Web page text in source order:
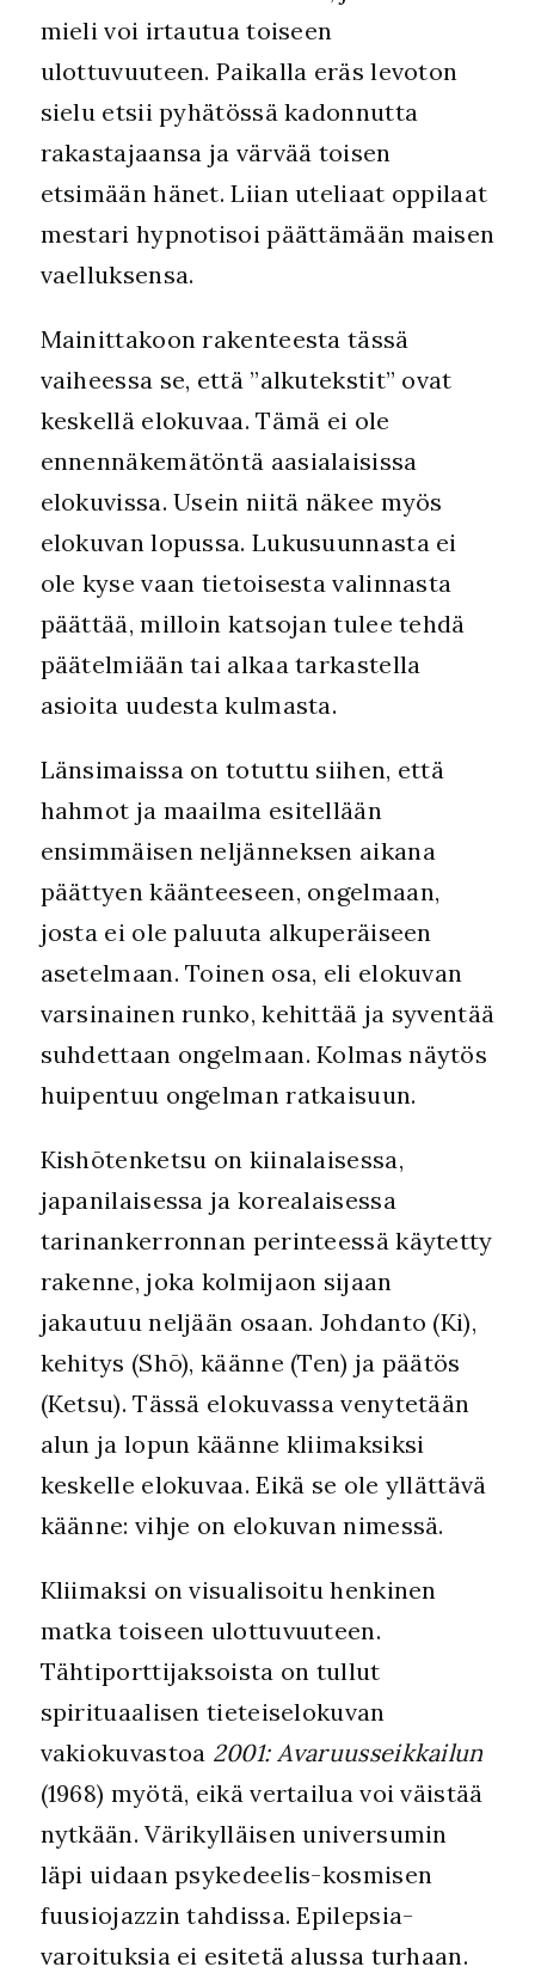
mieli voi irtautua toiseen
ulottuvuuteen. Paikalla eräs levoton
sielu etsii pyhätössä kadonnutta
rakastajaansa ja värvää toisen
etsimään hänet. Liian uteliaat oppilaat
mestari hypnotisoi päättämään maisen
vaelluksensa.
Mainittakoon rakenteesta tässä
vaiheessa se, että ”alkutekstit” ovat
keskellä elokuvaa. Tämä ei ole
ennennäkemätöntä aasialaisissa
elokuvissa. Usein niitä näkee myös
elokuvan lopussa. Lukusuunnasta ei
ole kyse vaan tietoisesta valinnasta
päättää, milloin katsojan tulee tehdä
päätelmiään tai alkaa tarkastella
asioita uudesta kulmasta.
Länsimaissa on totuttu siihen, että
hahmot ja maailma esitellään
ensimmäisen neljänneksen aikana
päättyen käänteeseen, ongelmaan,
josta ei ole paluuta alkuperäiseen
asetelmaan. Toinen osa, eli elokuvan
varsinainen runko, kehittää ja syventää
suhdettaan ongelmaan. Kolmas näytös
huipentuu ongelman ratkaisuun.
Kishōtenketsu on kiinalaisessa,
japanilaisessa ja korealaisessa
tarinankerronnan perinteessä käytetty
rakenne, joka kolmijaon sijaan
jakautuu neljään osaan. Johdanto (Ki),
kehitys (Shō), käänne (Ten) ja päätös
(Ketsu). Tässä elokuvassa venytetään
alun ja lopun käänne kliimaksiksi
keskelle elokuvaa. Eikä se ole yllättävä
käänne: vihje on elokuvan nimessä.
Kliimaksi on visualisoitu henkinen
matka toiseen ulottuvuuteen.
Tähtiporttijaksoista on tullut
spirituaalisen tieteiselokuvan
vakiokuvastoa 2001: Avaruusseikkailun
(1968) myötä, eikä vertailua voi väistää
nytkään. Värikylläisen universumin
läpi uidaan psykedeelis-kosmisen
fuusiojazzin tahdissa. Epilepsia-
varoituksia ei esitetä alussa turhaan.